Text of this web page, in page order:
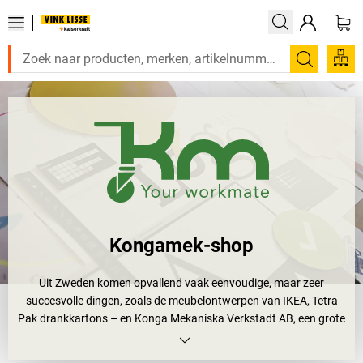
Zoeken
Kongamek-shop
Uit Zweden komen opvallend vaak eenvoudige, maar zeer
succesvolle dingen, zoals de meubelontwerpen van IKEA, Tetra
Pak drankkartons – en Konga Mekaniska Verkstadt AB, een grote
fabrikant van producten voor de transporttechnologie. Eenvoudig